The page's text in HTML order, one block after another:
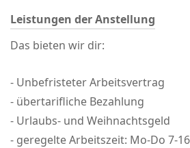
Leistungen der Anstellung
Das bieten wir dir:
- Unbefristeter Arbeitsvertrag
- übertarifliche Bezahlung
- Urlaubs- und Weihnachtsgeld
- geregelte Arbeitszeit: Mo-Do 7-